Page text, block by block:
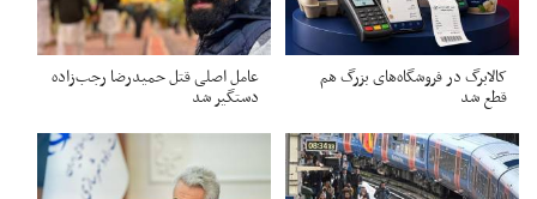
کالابرگ در فروشگاه‌های بزرگ هم
قطع شد
عامل اصلی قتل حمیدرضا رجب‌زاده
دستگیر شد